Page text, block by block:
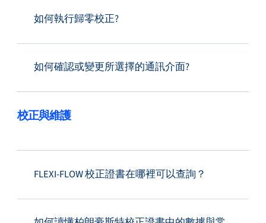
如何執行歸零校正?
如何確認或變更所選擇的通訊介面?
校正與維護
FLEXI-FLOW 校正證書在哪裡可以查詢？